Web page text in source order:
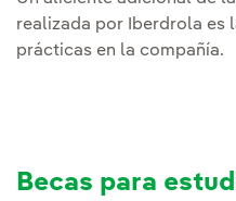
realizada por Iberdrola es
prácticas en la compañía.
Becas para